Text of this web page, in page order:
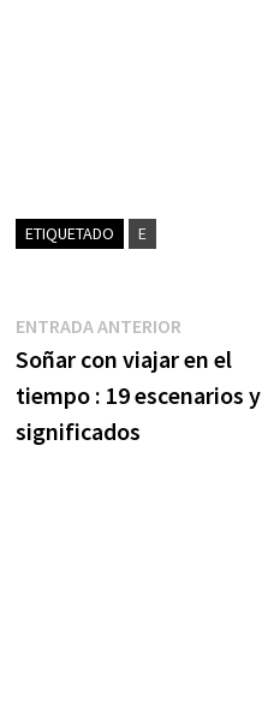
ETIQUETADO E
Navegación
de
entradas
ENTRADA ANTERIOREntrada
anterior:
Soñar con viajar en el
tiempo : 19 escenarios y
significados